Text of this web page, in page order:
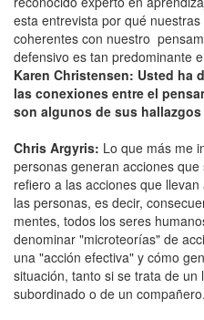
esta entrevista por qué
coherentes con nuestro
defensivo es tan predominante
Karen Christensen: Usted ha
las conexiones entre el
son algunos de sus hallazgos
Chris Argyris: Lo que más me
personas generan acciones
refiero a las acciones que
las personas, es decir,
mentes, todos los seres
denominar "microteorías" de
una "acción efectiva" y cómo
situación, tanto si se trata de
subordinado o de un compañero.